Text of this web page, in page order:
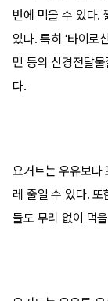
번에 먹을 수 있다.
있다. 특히 ‘타이로
민 등의 신경전달
다.
요거트는 우유보다
레 줄일 수 있다.
들도 무리 없이 먹